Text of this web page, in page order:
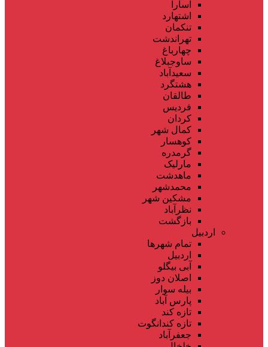
اسارا
اشتهارد
تنکمان
تهراندشت
چهارباغ
ساوجبلاغ
سعیدآباد
هشتگرد
طالقان
فردیس
کردان
کمال شهر
کوهسار
گرمدره
مارلیک
ماهدشت
محمدشهر
مشکین شهر
نظرآباد
بازگشت
اردبیل
تمام شهر‌ها
اردبیل
آبی بیگلو
اصلان دوز
بیله سوار
پارس آباد
تازه کند
تازه کندانگوت
جعفرآباد